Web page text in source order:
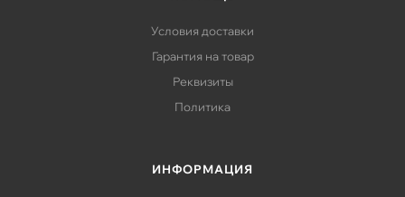
Условия доставки
Гарантия на товар
Реквизиты
Политика
ИНФОРМАЦИЯ